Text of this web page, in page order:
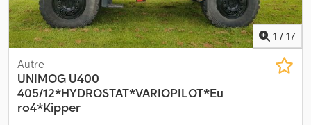
1 / 17
Autre
UNIMOG U400
405/12*HYDROSTAT*VARIOPILOT*Eu
ro4*Kipper